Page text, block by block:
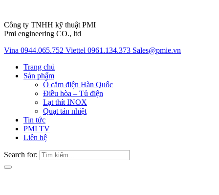
Công ty TNHH kỹ thuật PMI
Pmi engineering CO., ltd
Vina 0944.065.752 Viettel 0961.134.373 Sales@pmie.vn
Trang chủ
Sản phẩm
Ổ cắm điện Hàn Quốc
Điều hòa – Tủ điện
Lạt thít INOX
Quạt tản nhiệt
Tin tức
PMI TV
Liên hệ
Search for: